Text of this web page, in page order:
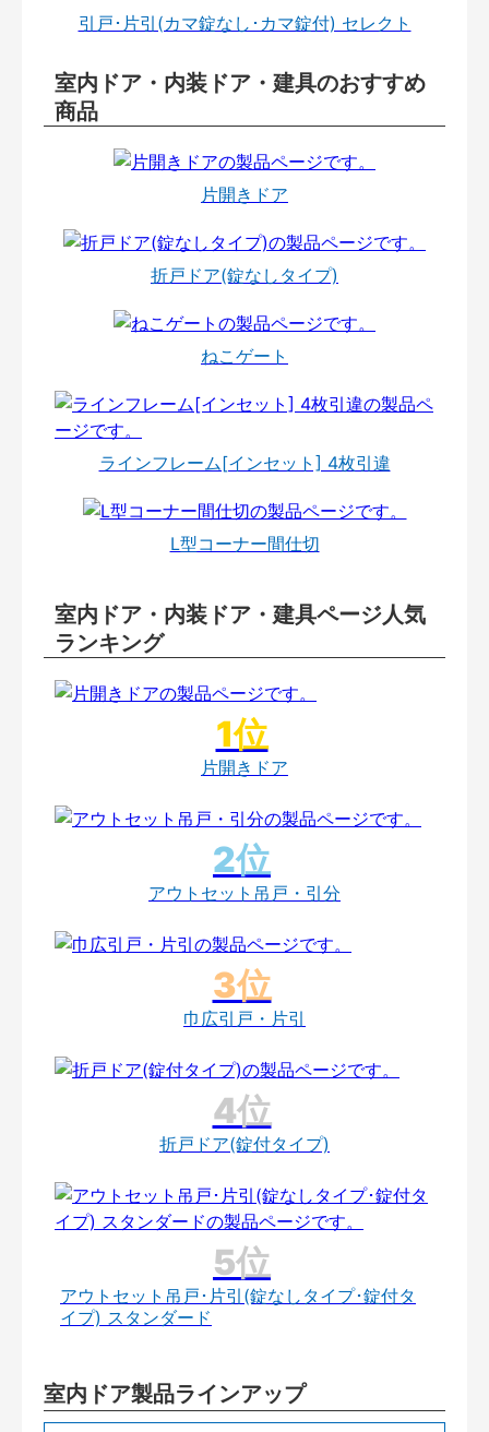
引戸･片引(カマ錠なし･カマ錠付) セレクト
室内ドア・内装ドア・建具のおすすめ
商品
片開きドア
折戸ドア(錠なしタイプ)
ねこゲート
ラインフレーム[インセット] 4枚引違
L型コーナー間仕切
室内ドア・内装ドア・建具ページ人気
ランキング
片開きドア
アウトセット吊戸・引分
巾広引戸・片引
折戸ドア(錠付タイプ)
アウトセット吊戸･片引(錠なしタイプ･錠付タ
イプ) スタンダード
室内ドア製品ラインアップ